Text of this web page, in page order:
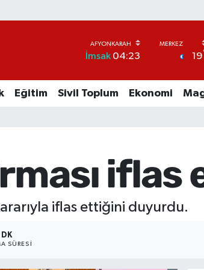
İmsak04:23 19
Eğitim Sivil Toplum Ekonomi
iflas
iflas ettiğini duyurdu.
SÜRESI